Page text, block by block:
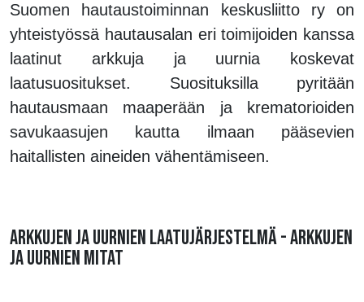
Suomen hautaustoiminnan keskusliitto ry on
yhteistyössä hautausalan eri toimijoiden kanssa
laatinut arkkuja ja uurnia koskevat
laatusuositukset. Suosituksilla pyritään
hautausmaan maaperään ja krematorioiden
savukaasujen kautta ilmaan pääsevien
haitallisten aineiden vähentämiseen.
ARKKUJEN JA UURNIEN LAATUJÄRJESTELMÄ - ARKKUJEN
JA UURNIEN MITAT